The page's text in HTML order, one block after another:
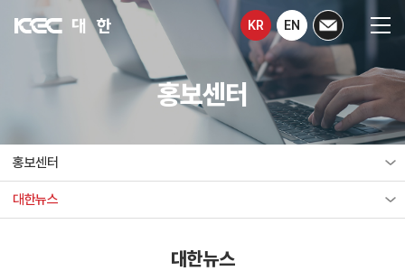
KR EN
홍보센터
홍보센터
대한뉴스
대한뉴스